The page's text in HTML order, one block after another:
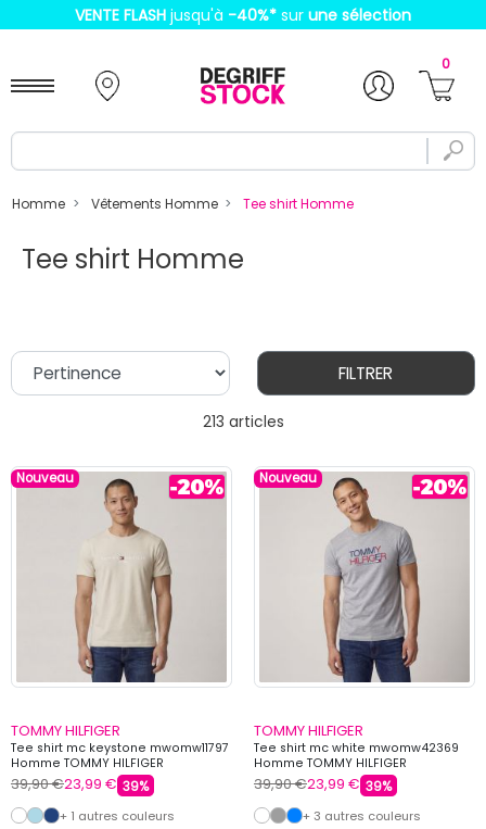
VENTE FLASH jusqu'à -40%* sur une sélection
0
Homme Vêtements Homme Tee shirt Homme
Tee shirt Homme
213 articles
FILTRER
Nouveau
TOMMY HILFIGER
Tee shirt mc keystone mwomw11797
Homme TOMMY HILFIGER
39,90 €23,99 € 39%
+ 1 autres couleurs
Nouveau
TOMMY HILFIGER
Tee shirt mc white mwomw42369
Homme TOMMY HILFIGER
39,90 €23,99 € 39%
+ 3 autres couleurs